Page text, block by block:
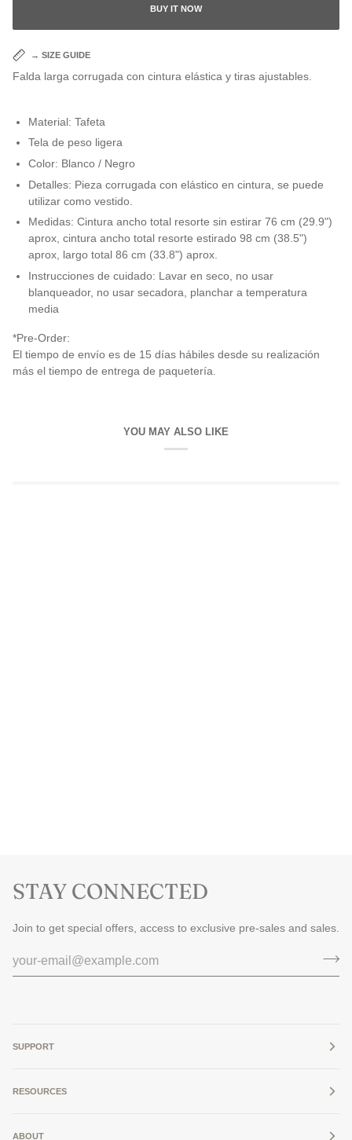
BUY IT NOW
→ SIZE GUIDE
Falda larga corrugada con cintura elástica y tiras ajustables.
Material: Tafeta
Tela de peso ligera
Color: Blanco / Negro
Detalles: Pieza corrugada con elástico en cintura, se puede
utilizar como vestido.
Medidas: Cintura ancho total resorte sin estirar 76 cm (29.9")
aprox, cintura ancho total resorte estirado 98 cm (38.5")
aprox, largo total 86 cm (33.8") aprox.
Instrucciones de cuidado: Lavar en seco, no usar
blanqueador, no usar secadora, planchar a temperatura
media
*Pre-Order:
El tiempo de envío es de 15 días hábiles desde su realización
más el tiempo de entrega de paquetería.
YOU MAY ALSO LIKE
STAY CONNECTED
Join to get special offers, access to exclusive pre-sales and sales.
SUPPORT
RESOURCES
ABOUT